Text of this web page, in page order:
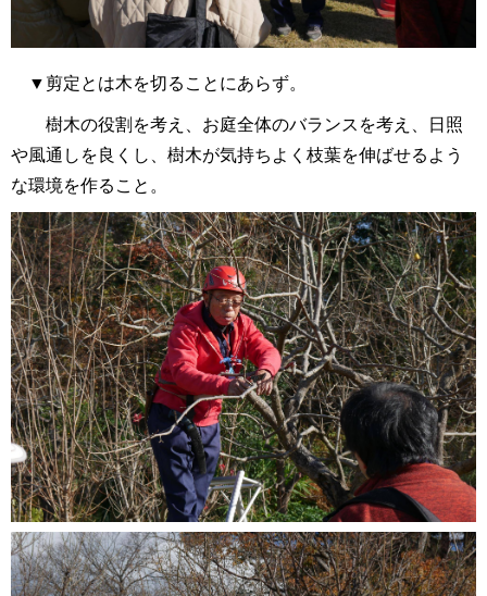
▼剪定とは木を切ることにあらず。
樹木の役割を考え、お庭全体のバランスを考え、日照
や風通しを良くし、樹木が気持ちよく枝葉を伸ばせるよう
な環境を作ること。